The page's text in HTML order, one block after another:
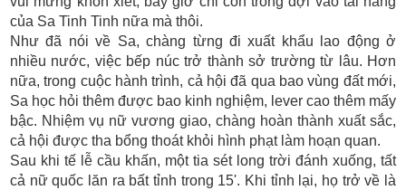
của Sa Tinh Tinh nữa mà thôi.
Như đã nói về Sa, chàng từng đi xuất khẩu lao động ở
nhiều nước, việc bếp núc trở thành sở trường từ lâu. Hơn
nữa, trong cuộc hành trình, cả hội đã qua bao vùng đất mới,
Sa học hỏi thêm được bao kinh nghiệm, lever cao thêm mấy
bậc. Nhiệm vụ nữ vương giao, chàng hoàn thành xuất sắc,
cả hội được tha bổng thoát khỏi hình phạt làm hoạn quan.
Sau khi tế lễ cầu khấn, một tia sét long trời đánh xuống, tất
cả nữ quốc lăn ra bất tỉnh trong 15'. Khi tỉnh lại, họ trở về là